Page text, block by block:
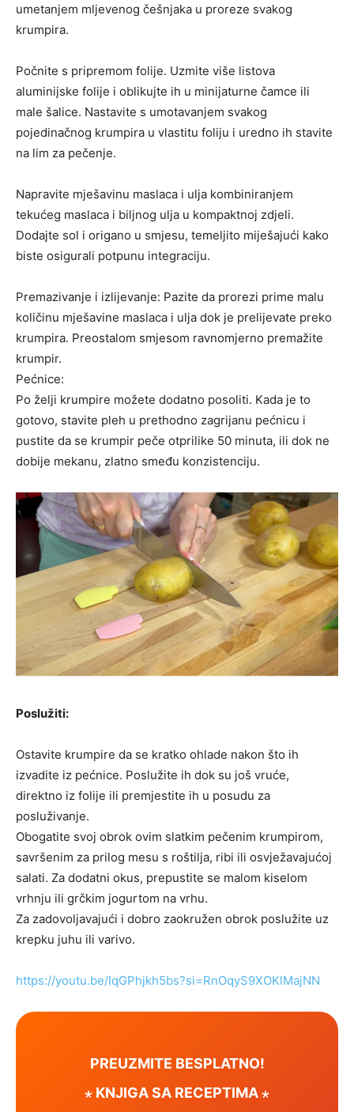
umetanjem mljevenog češnjaka u proreze svakog
krumpira.
Počnite s pripremom folije. Uzmite više listova
aluminijske folije i oblikujte ih u minijaturne čamce ili
male šalice. Nastavite s umotavanjem svakog
pojedinačnog krumpira u vlastitu foliju i uredno ih stavite
na lim za pečenje.
Napravite mješavinu maslaca i ulja kombiniranjem
tekućeg maslaca i biljnog ulja u kompaktnoj zdjeli.
Dodajte sol i origano u smjesu, temeljito miješajući kako
biste osigurali potpunu integraciju.
Premazivanje i izlijevanje: Pazite da prorezi prime malu
količinu mješavine maslaca i ulja dok je prelijevate preko
krumpira. Preostalom smjesom ravnomjerno premažite
krumpir.
Pećnice:
Po želji krumpire možete dodatno posoliti. Kada je to
gotovo, stavite pleh u prethodno zagrijanu pećnicu i
pustite da se krumpir peče otprilike 50 minuta, ili dok ne
dobije mekanu, zlatno smeđu konzistenciju.
Poslužiti:
Ostavite krumpire da se kratko ohlade nakon što ih
izvadite iz pećnice. Poslužite ih dok su još vruće,
direktno iz folije ili premjestite ih u posudu za
posluživanje.
Obogatite svoj obrok ovim slatkim pečenim krumpirom,
savršenim za prilog mesu s roštilja, ribi ili osvježavajućoj
salati. Za dodatni okus, prepustite se malom kiselom
vrhnju ili grčkim jogurtom na vrhu.
Za zadovoljavajući i dobro zaokružen obrok poslužite uz
krepku juhu ili varivo.
https://youtu.be/IqGPhjkh5bs?si=RnOqyS9XOKlMajNN
PREUZMITE BESPLATNO!
⋆ KNJIGA SA RECEPTIMA ⋆